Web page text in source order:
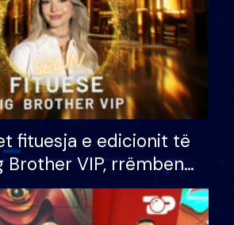
fituesja e edicionit të
Brother VIP, rrëmben
prej 100 mijë eurosh